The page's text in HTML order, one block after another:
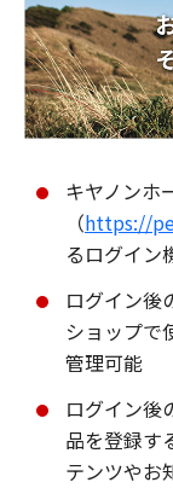
キヤノンホ
（https://
るログイン
ログイン後
ショップで
管理可能
ログイン後
品を登録す
テンツやお